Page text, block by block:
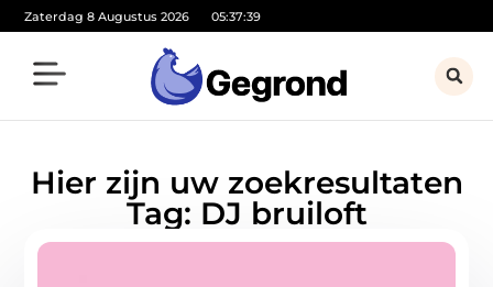
Zaterdag 8 Augustus 2026 05:37:39
Hier zijn uw zoekresultaten
Tag: DJ bruiloft